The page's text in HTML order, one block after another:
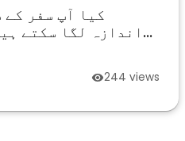
کیا آپ سفر کے
244 views